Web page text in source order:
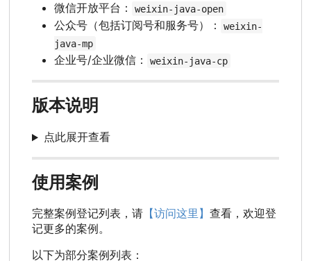
微信开放平台： weixin-java-open
公众号（包括订阅号和服务号）：
weixin-
java-mp
企业号/企业微信： weixin-java-cp
版本说明
点此展开查看
使用案例
完整案例登记列表，请 【访问这里】 查看，欢迎登
记更多的案例。
以下为部分案例列表：